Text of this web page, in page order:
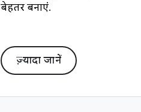
बेहतर बनाएं.
ज़्यादा जानें